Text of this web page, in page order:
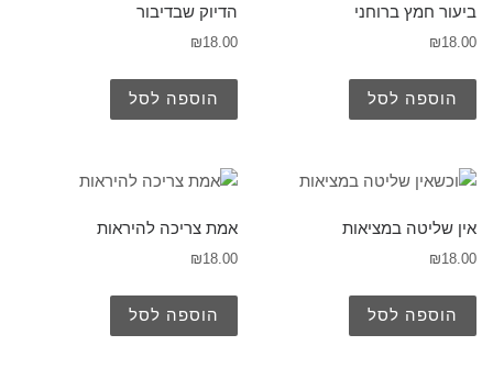
ביעור חמץ ברוחני
₪18.00
הוספה לסל
הדיוק שבדיבור
₪18.00
הוספה לסל
אין שליטה במציאות
₪18.00
הוספה לסל
אמת צריכה להיראות
₪18.00
הוספה לסל